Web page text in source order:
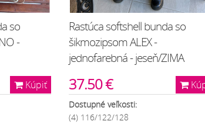
so
-
Kúpiť
Rastúca softshell bunda so
šikmozipsom ALEX -
jednofarebná - jeseň/ZIMA
37.50 €
Dostupné veľkosti:
(4) 116/122/128